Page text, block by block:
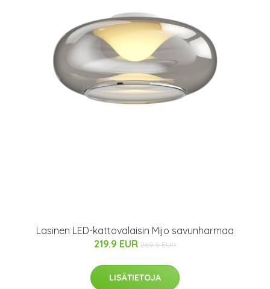
Lasinen LED-kattovalaisin Mijo savunharmaa
219.9 EUR 269.9 EUR
LISÄTIETOJA